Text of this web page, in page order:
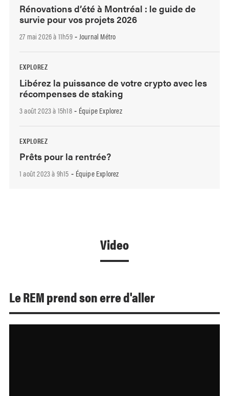
Rénovations d’été à Montréal : le guide de
survie pour vos projets 2026
27 mai 2026 à 11h59- Journal Métro
EXPLOREZ
Libérez la puissance de votre crypto avec les
récompenses de staking
3 août 2023 à 15h18- Équipe Explorez
EXPLOREZ
Prêts pour la rentrée?
1 août 2023 à 9h15 - Équipe Explorez
Video
Le REM prend son erre d'aller